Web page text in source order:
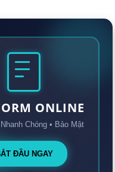
ONLINE
Chóng • Bảo Mật
ĐẦU NGAY